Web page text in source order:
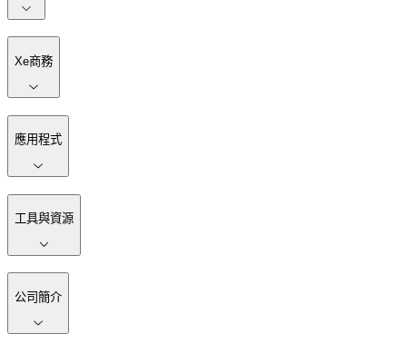
Xe商務
應用程式
工具與資源
公司簡介